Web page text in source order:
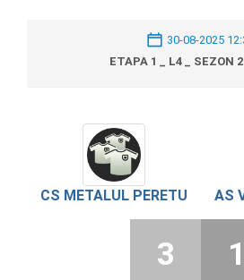
30-08-2025
ETAPA 1 _ L4 _ SEZON
CS METALUL PERETU
3 1